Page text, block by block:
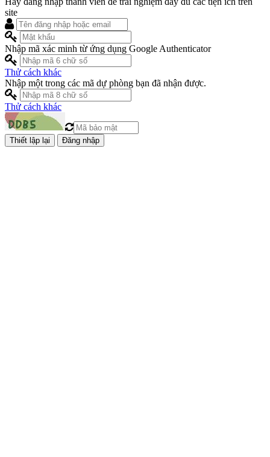
site
Nhập mã xác minh từ ứng dụng Google Authenticator
Thử cách khác
Nhập một trong các mã dự phòng bạn đã nhận được.
Thử cách khác
Đăng nhập